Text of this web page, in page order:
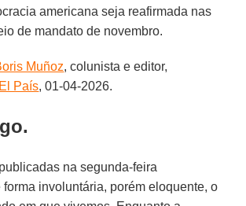
americana seja reafirmada nas
de mandato de novembro.
Muñoz, colunista e editor,
El País, 01-04-2026.
na segunda-feira
forma involuntária, porém eloquente, o